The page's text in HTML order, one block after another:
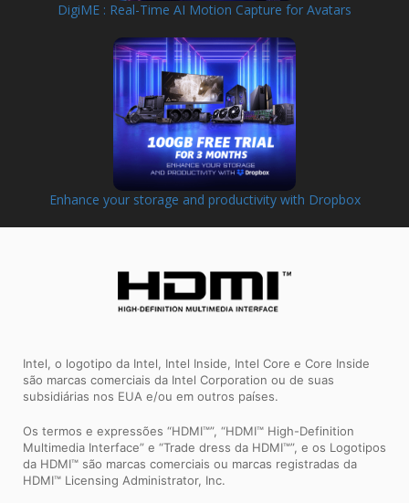
DigiME : Real-Time AI Motion Capture for Avatars
Enhance your storage and productivity with Dropbox
Intel, o logotipo da Intel, Intel Inside, Intel Core e Core Inside
são marcas comerciais da Intel Corporation ou de suas
subsidiárias nos EUA e/ou em outros países.
Os termos e expressões “HDMI™”, “HDMI™ High-Definition
Multimedia Interface” e “Trade dress da HDMI™”, e os Logotipos
da HDMI™ são marcas comerciais ou marcas registradas da
HDMI™ Licensing Administrator, Inc.